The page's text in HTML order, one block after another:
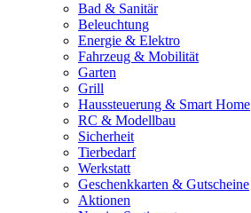
Bad & Sanitär
Beleuchtung
Energie & Elektro
Fahrzeug & Mobilität
Garten
Grill
Haussteuerung & Smart Home
RC & Modellbau
Sicherheit
Tierbedarf
Werkstatt
Geschenkkarten & Gutscheine
Aktionen